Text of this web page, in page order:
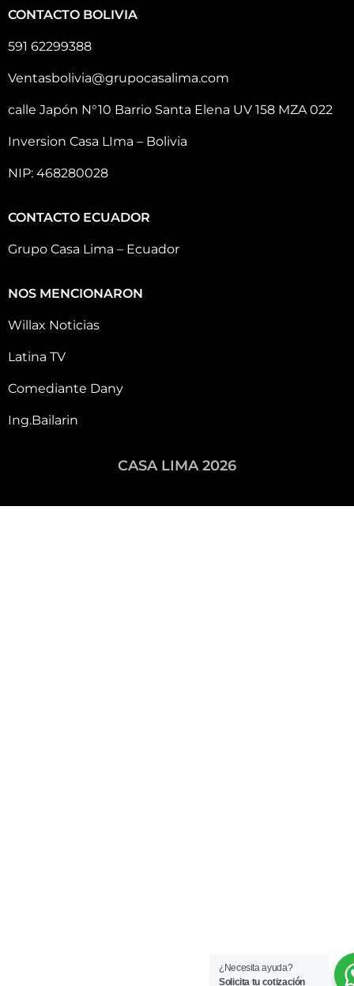
CONTACTO BOLIVIA
591 62299388
Ventasbolivia@grupocasalima.com
calle Japón N°10 Barrio Santa Elena UV 158 MZA 022
Inversion Casa LIma – Bolivia
NIP: 468280028
CONTACTO ECUADOR
Grupo Casa Lima – Ecuador
NOS MENCIONARON
Willax Noticias
Latina TV
Comediante Dany
Ing.Bailarin
CASA LIMA 2026
¿Necesita ayuda?
Solicita tu cotización